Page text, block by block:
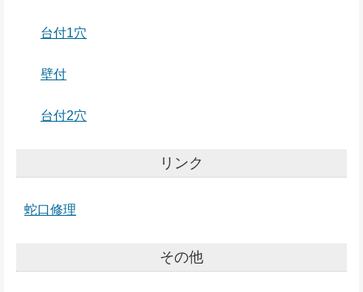
台付1穴
壁付
台付2穴
リンク
蛇口修理
その他